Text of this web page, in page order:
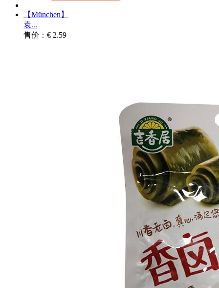
【München】
袁...
售价：€ 2.59